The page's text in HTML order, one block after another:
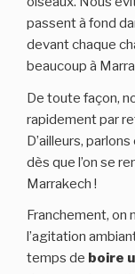
passent à fond
devant chaque
beaucoup à
De toute façon,
rapidement par
D’ailleurs,
dès que l’on se
Marrakech !
Franchement, on
l’agitation
temps de boire